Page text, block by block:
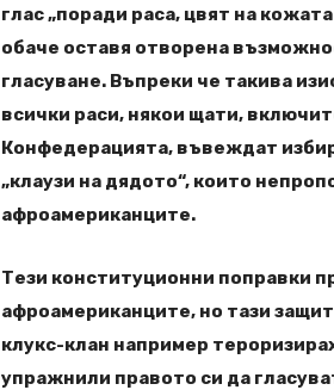
глас „поради раса, цвят на
обаче оставя отворена
гласуване. Въпреки че такива
всички раси, някои щати,
Конфедерацията, въвеждат
„клаузи на дядото“, които
афроамериканците.
Тези конституционни поправки
афроамериканците, но тази
клукс-клан например
упражнили правото си да